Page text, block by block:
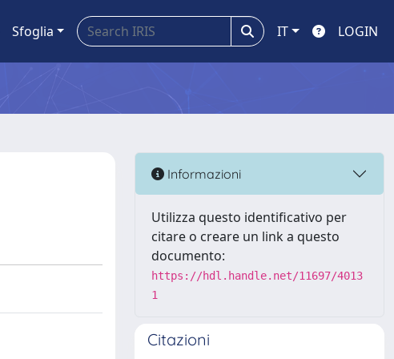
Sfoglia IT LOGIN
Informazioni
Utilizza questo identificativo per
citare o creare un link a questo
documento:
https://hdl.handle.net/11697/4013
1
Citazioni